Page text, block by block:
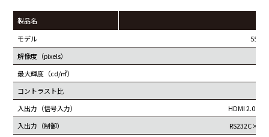
製品名
モデル
55イ
解像度（pixels）
最大輝度（cd/㎡）
コントラスト比
入出力（信号入力）
HDMI
入出力（制御）